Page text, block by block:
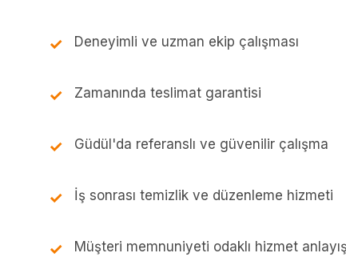
Deneyimli ve uzman ekip çalışması
Zamanında teslimat garantisi
Güdül'da referanslı ve güvenilir çalışma
İş sonrası temizlik ve düzenleme hizmeti
Müşteri memnuniyeti odaklı hizmet